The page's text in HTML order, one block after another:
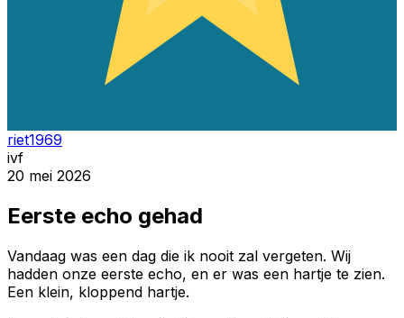
riet1969
ivf
20 mei 2026
Eerste echo gehad
Vandaag was een dag die ik nooit zal vergeten. Wij
hadden onze eerste echo, en er was een hartje te zien.
Een klein, kloppend hartje.